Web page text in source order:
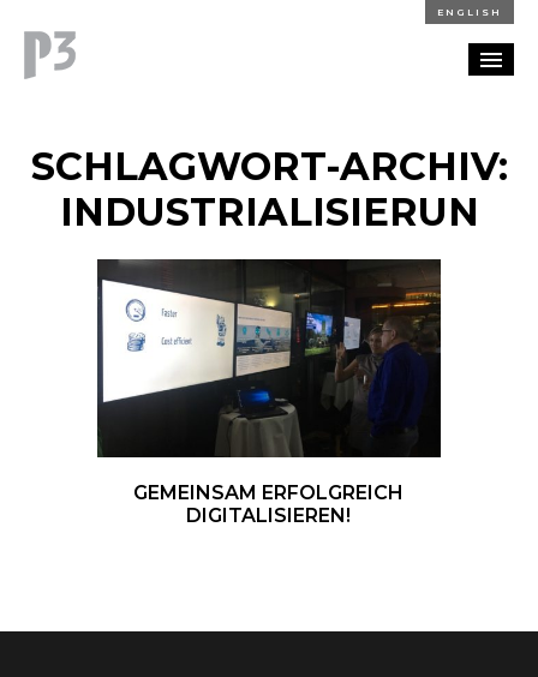
ENGLISH
BLOG
KARRIERE
KONTAKT
SCHLAGWORT-ARCHIV:
INDUSTRIALISIERUN
GEMEINSAM ERFOLGREICH
DIGITALISIEREN!